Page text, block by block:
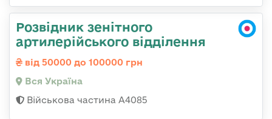
Розвідник зенітного
артилерійського відділення
від 50000 до 100000 грн
Вся Україна
Військова частина А4085